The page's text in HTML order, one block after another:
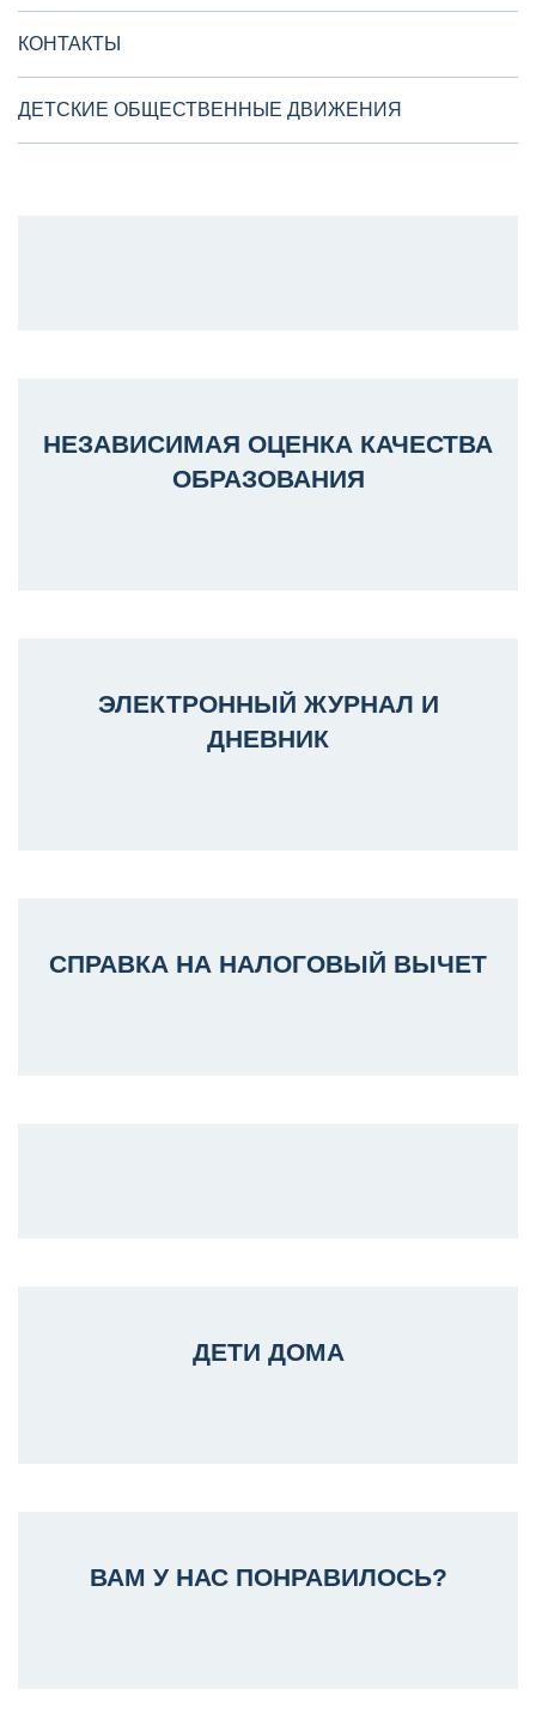
КОНТАКТЫ
ДЕТСКИЕ ОБЩЕСТВЕННЫЕ ДВИЖЕНИЯ
НЕЗАВИСИМАЯ ОЦЕНКА КАЧЕСТВА
ОБРАЗОВАНИЯ
ЭЛЕКТРОННЫЙ ЖУРНАЛ И
ДНЕВНИК
СПРАВКА НА НАЛОГОВЫЙ ВЫЧЕТ
ДЕТИ ДОМА
ВАМ У НАС ПОНРАВИЛОСЬ?